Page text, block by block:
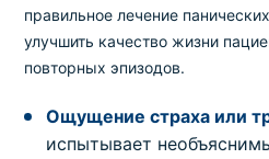
правильное лечение
улучшить качество жизни
повторных эпизодов.
Ощущение страха или
испытывает